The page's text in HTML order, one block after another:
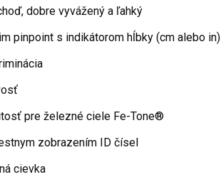
dobre vyvážený a ľahký
pinpoint s indikátorom hĺbky (cm alebo in)
pre železné ciele Fe-Tone®
zobrazením ID čísel
cievka